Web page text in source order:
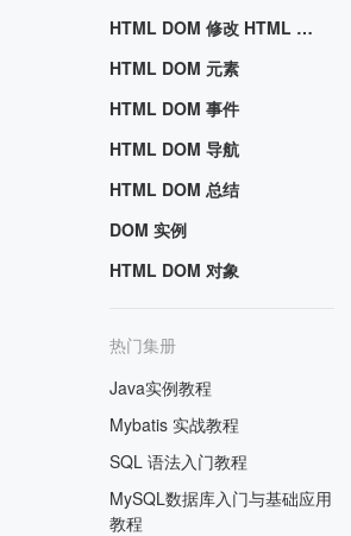
HTML DOM 修改 HTML 内容
HTML DOM 元素
HTML DOM 事件
HTML DOM 导航
HTML DOM 总结
DOM 实例
HTML DOM 对象
热门集册
Java实例教程
Mybatis 实战教程
SQL 语法入门教程
MySQL数据库入门与基础应用
教程